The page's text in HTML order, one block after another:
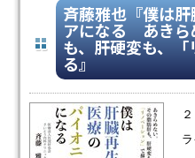
斉藤雅也『僕は
アになる あきら
も、肝硬変も、
る』